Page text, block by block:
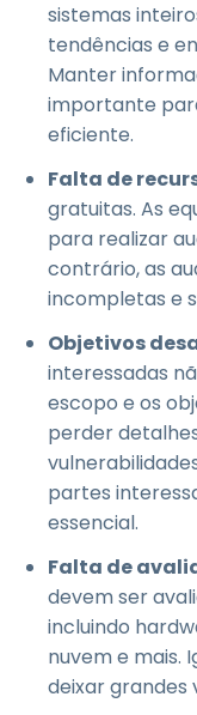
sistemas
tendências e
Manter
importante
eficiente.
Falta de
gratuitas. As
para realizar
contrário, as
incompletas e
Objetivos
interessadas
escopo e os
perder
partes
essencial.
Falta de
devem ser
incluindo
nuvem e mais.
deixar grandes